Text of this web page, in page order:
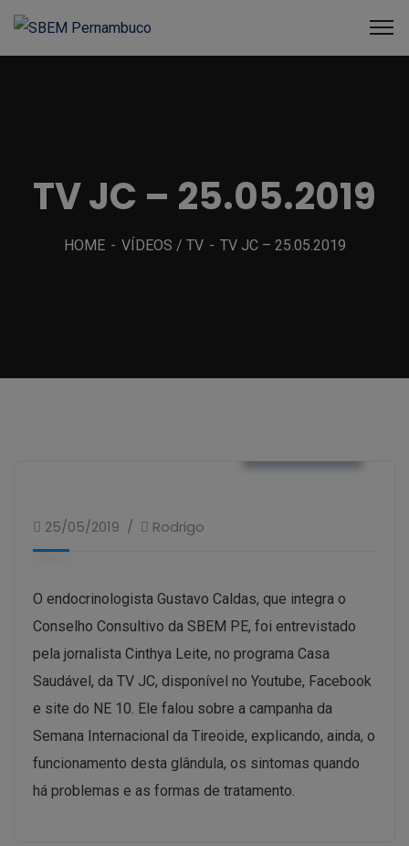
TV JC – 25.05.2019
HOME VÍDEOS / TV TV JC – 25.05.2019
25/05/2019 Rodrigo
O endocrinologista Gustavo Caldas, que integra o
Conselho Consultivo da SBEM PE, foi entrevistado
pela jornalista Cinthya Leite, no programa Casa
Saudável, da TV JC, disponível no Youtube, Facebook
e site do NE 10. Ele falou sobre a campanha da
Semana Internacional da Tireoide, explicando, ainda, o
funcionamento desta glândula, os sintomas quando
há problemas e as formas de tratamento.